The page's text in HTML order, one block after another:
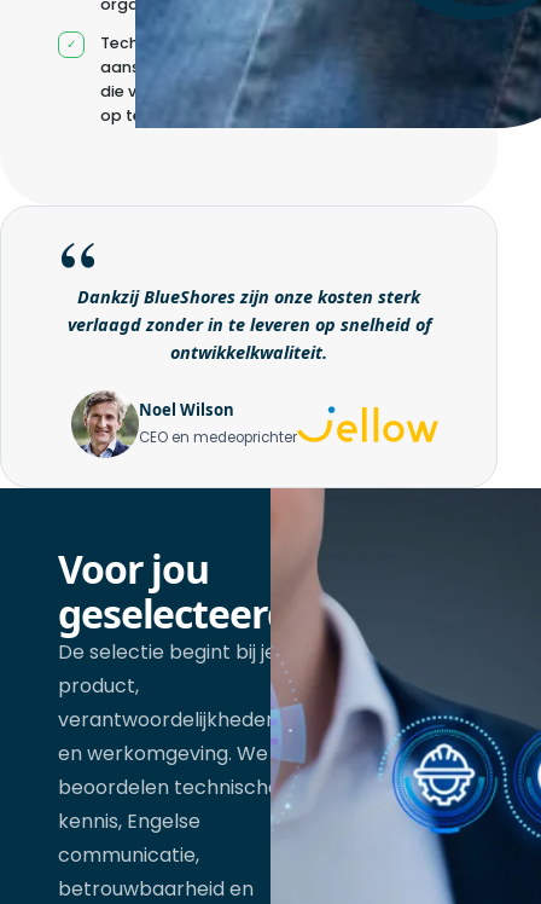
organisatie
Technische
aansturing zonder
die volledig intern
op te bouwen
Dankzij BlueShores zijn onze kosten sterk
verlaagd zonder in te leveren op snelheid of
ontwikkelkwaliteit.
Noel Wilson
CEO en medeoprichter
Voor jou
geselecteerd
De selectie begint bij je
product,
verantwoordelijkheden
en werkomgeving. We
beoordelen technische
kennis, Engelse
communicatie,
betrouwbaarheid en